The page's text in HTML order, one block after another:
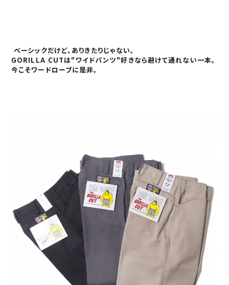
ベーシックだけど、ありきたりじゃない。
GORILLA CUTは"ワイドパンツ"好きなら避けて通れない一本。
今こそワードローブに是非。